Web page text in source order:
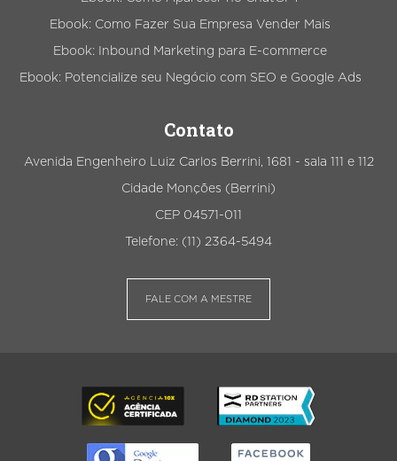
Ebook: Como Fazer Sua Empresa Vender Mais
Ebook: Inbound Marketing para E-commerce
Ebook: Potencialize seu Negócio com SEO e Google Ads
Contato
Avenida Engenheiro Luiz Carlos Berrini, 1681 - sala 111 e 112
Cidade Monções (Berrini)
CEP 04571-011
Telefone: (11) 2364-5494
FALE COM A MESTRE